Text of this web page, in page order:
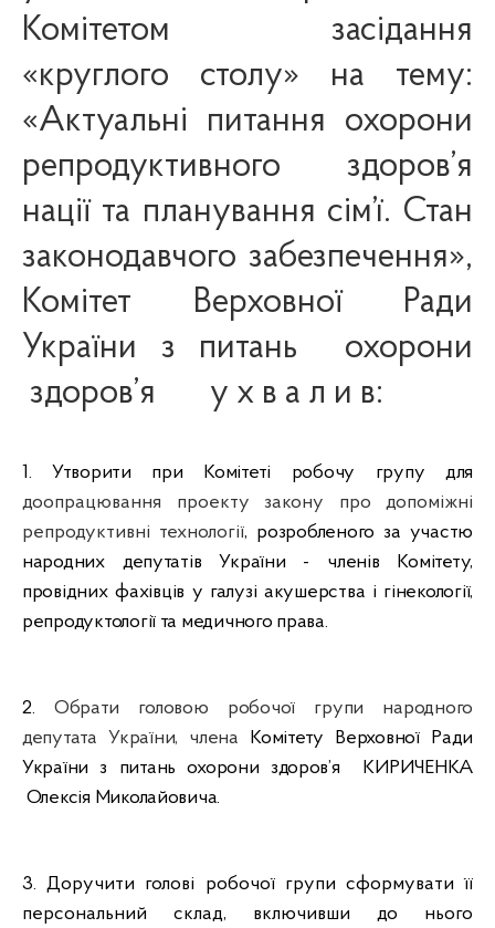
Комітетом засідання
«круглого столу» на тему:
«Актуальні питання охорони
репродуктивного здоров’я
нації та планування сім’ї. Стан
законодавчого забезпечення»,
Комітет Верховної Ради
України з питань
охорони
здоров’я
у х в а л и в:
1. Утворити при Комітеті робочу групу для
доопрацювання проекту закону про допоміжні
репродуктивні технології, розробленого за участю
народних депутатів України - членів Комітету,
провідних фахівців у галузі акушерства і гінекології,
репродуктології та медичного права.
2. Обрати головою робочої групи народного
депутатаУкраїни, члена Комітету Верховної Ради
України з питань охорони здоров’я
КИРИЧЕНКА
Олексія Миколайовича.
3. Доручити голові робочої групи сформувати її
персональний склад, включивши до нього